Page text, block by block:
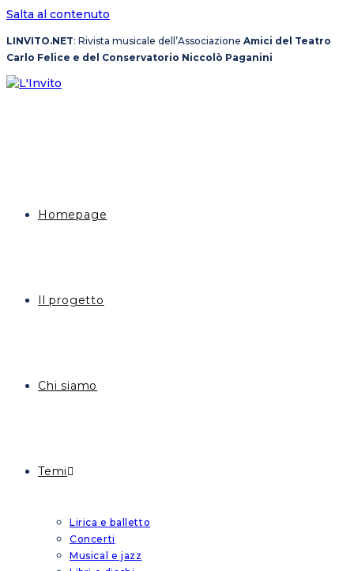
Salta al contenuto
LINVITO.NET: Rivista musicale dell’Associazione Amici del Teatro
Carlo Felice e del Conservatorio Niccolò Paganini
Homepage
Il progetto
Chi siamo
Temi
Lirica e balletto
Concerti
Musical e jazz